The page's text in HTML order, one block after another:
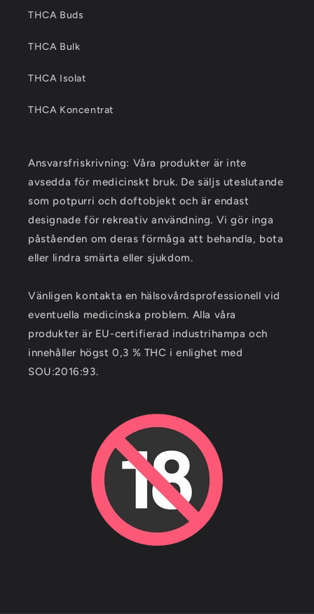
THCA Buds
THCA Bulk
THCA Isolat
THCA Koncentrat
Ansvarsfriskrivning: Våra produkter är inte
avsedda för medicinskt bruk. De säljs uteslutande
som potpurri och doftobjekt och är endast
designade för rekreativ användning. Vi gör inga
påståenden om deras förmåga att behandla, bota
eller lindra smärta eller sjukdom.
Vänligen kontakta en hälsovårdsprofessionell vid
eventuella medicinska problem. Alla våra
produkter är EU-certifierad industrihampa och
innehåller högst 0,3 % THC i enlighet med
SOU:2016:93.